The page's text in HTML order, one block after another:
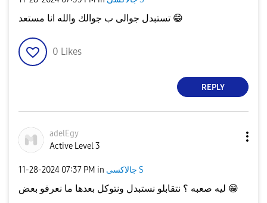
😁
0 Likes
REPLY
adelEgy
Active Level 3
‎11-28-2024 07:37 PM in جالاكسى S
😁